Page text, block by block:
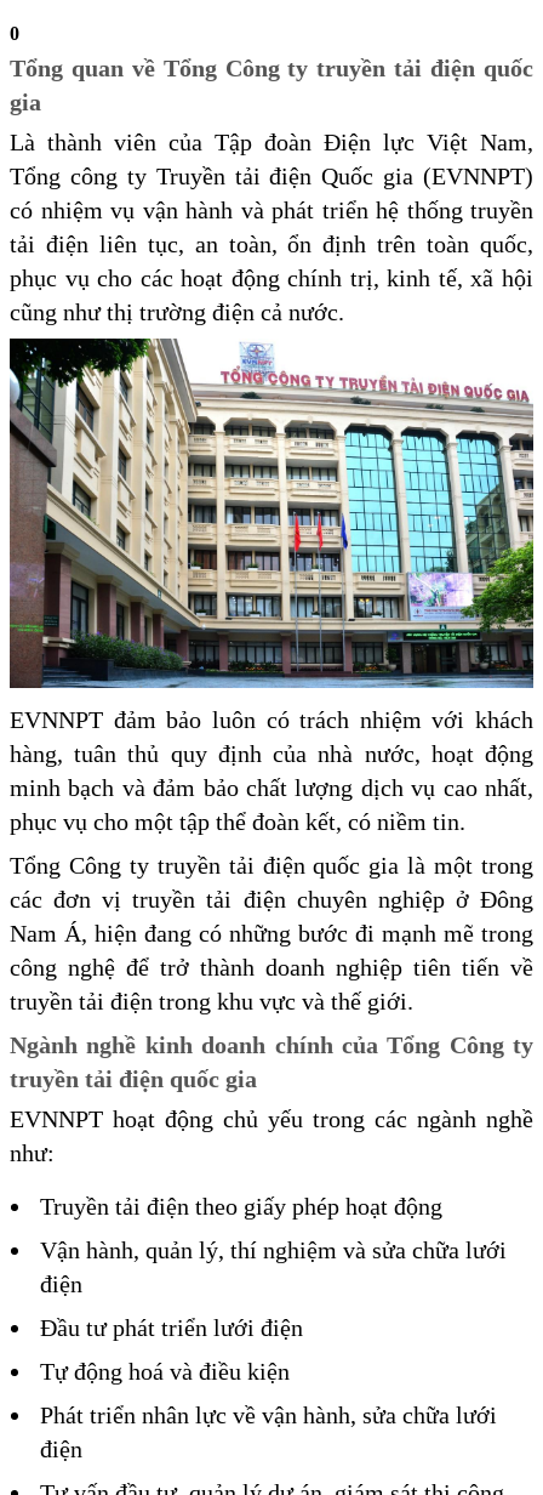
0
Tổng quan về Tổng Công ty truyền tải điện quốc
gia
Là thành viên của Tập đoàn Điện lực Việt Nam,
Tổng công ty Truyền tải điện Quốc gia (EVNNPT)
có nhiệm vụ vận hành và phát triển hệ thống truyền
tải điện liên tục, an toàn, ổn định trên toàn quốc,
phục vụ cho các hoạt động chính trị, kinh tế, xã hội
cũng như thị trường điện cả nước.
EVNNPT đảm bảo luôn có trách nhiệm với khách
hàng, tuân thủ quy định của nhà nước, hoạt động
minh bạch và đảm bảo chất lượng dịch vụ cao nhất,
phục vụ cho một tập thể đoàn kết, có niềm tin.
Tổng Công ty truyền tải điện quốc gia là một trong
các đơn vị truyền tải điện chuyên nghiệp ở Đông
Nam Á, hiện đang có những bước đi mạnh mẽ trong
công nghệ để trở thành doanh nghiệp tiên tiến về
truyền tải điện trong khu vực và thế giới.
Ngành nghề kinh doanh chính của Tổng Công ty
truyền tải điện quốc gia
EVNNPT hoạt động chủ yếu trong các ngành nghề
như:
Truyền tải điện theo giấy phép hoạt động
Vận hành, quản lý, thí nghiệm và sửa chữa lưới
điện
Đầu tư phát triển lưới điện
Tự động hoá và điều kiện
Phát triển nhân lực về vận hành, sửa chữa lưới
điện